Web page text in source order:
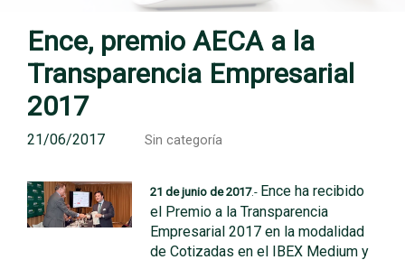
Ence, premio AECA a la
Transparencia Empresarial
2017
21/06/2017 Sin categoría
21 de junio de 2017.- Ence ha recibido
el Premio a la Transparencia
Empresarial 2017 en la modalidad
de Cotizadas en el IBEX Medium y